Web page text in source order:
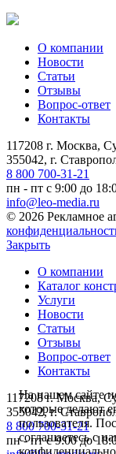
О компании
Новости
Статьи
Отзывы
Вопрос-ответ
Контакты
117208 г. Москва,
355042, г.
8 800 700-31-21
пн - пт с 9:00 до
info@leo-media.ru
© 2026 Рекламное
Закрыть
О компании
Каталог
Услуги
Новости
Статьи
Отзывы
Вопрос-ответ
Контакты
117208 г. Москва,
355042, г.
8 800 700-31-21
пн - пт с 9:00 до
На нашем сайте
которые делают
пользователя.
соглашаетесь с